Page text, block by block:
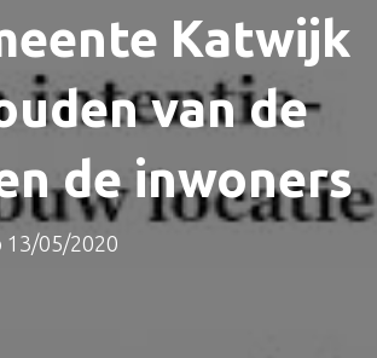
Katwijk
van de
de inwoners
13/05/2020